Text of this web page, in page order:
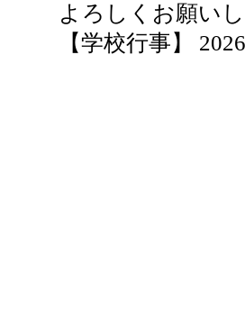
よろしくお願い
【学校行事】